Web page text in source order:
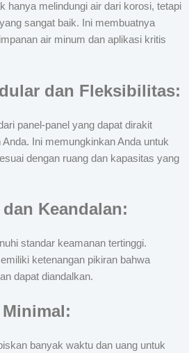
hanya melindungi air dari korosi, tetapi
sangat baik. Ini membuatnya
air minum dan aplikasi kritis
dan Fleksibilitas:
panel-panel yang dapat dirakit
Ini memungkinkan Anda untuk
dengan ruang dan kapasitas yang
Keandalan:
standar keamanan tertinggi.
ketenangan pikiran bahwa
dapat diandalkan.
banyak waktu dan uang untuk